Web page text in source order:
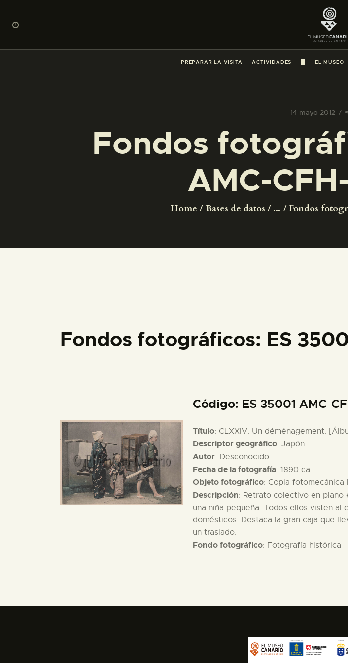
PREPARAR LA VISITA ACTIVIDADES EL MUSEO
14 mayo 2012
Fondos
AMC-
Home Bases de datos ... Fondos
PREPARAR LA VISITA
ACTIVIDADES
█
COLECCIONES
DIDÁCTICA
ESPAÑOL
Fondos fotográficos: ES
Código: ES 35001 AMC-
Título: CLXXIV. Un déménagement.
Descriptor geográfico: Japón.
Autor: Desconocido
Fecha de la fotografía: 1890 ca.
Objeto fotográfico: Copia fotomecánica
Descripción: Retrato colectivo en
una niña pequeña. Todos ellos visten al
domésticos. Destaca la gran caja que
un traslado.
Fondo fotográfico: Fotografía histórica